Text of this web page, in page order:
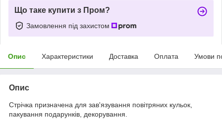
Що таке купити з Пром?
Замовлення під захистом
Опис Характеристики Доставка Оплата Умови
Опис
Стрічка призначена для зав'язування повітряних кульок,
пакування подарунків, декорування.